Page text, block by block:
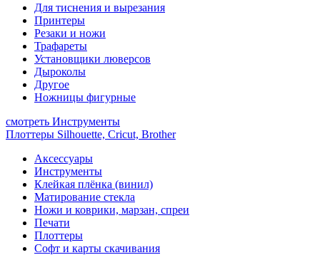
Для тиснения и вырезания
Принтеры
Резаки и ножи
Трафареты
Установщики люверсов
Дыроколы
Другое
Ножницы фигурные
смотреть Инструменты
Плоттеры Silhouette, Cricut, Brother
Аксессуары
Инструменты
Клейкая плёнка (винил)
Матирование стекла
Ножи и коврики, марзан, спреи
Печати
Плоттеры
Софт и карты скачивания